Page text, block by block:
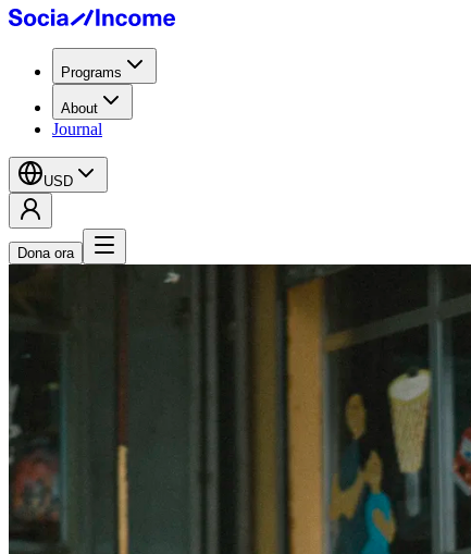
Programs
About
Journal
USD
Dona ora